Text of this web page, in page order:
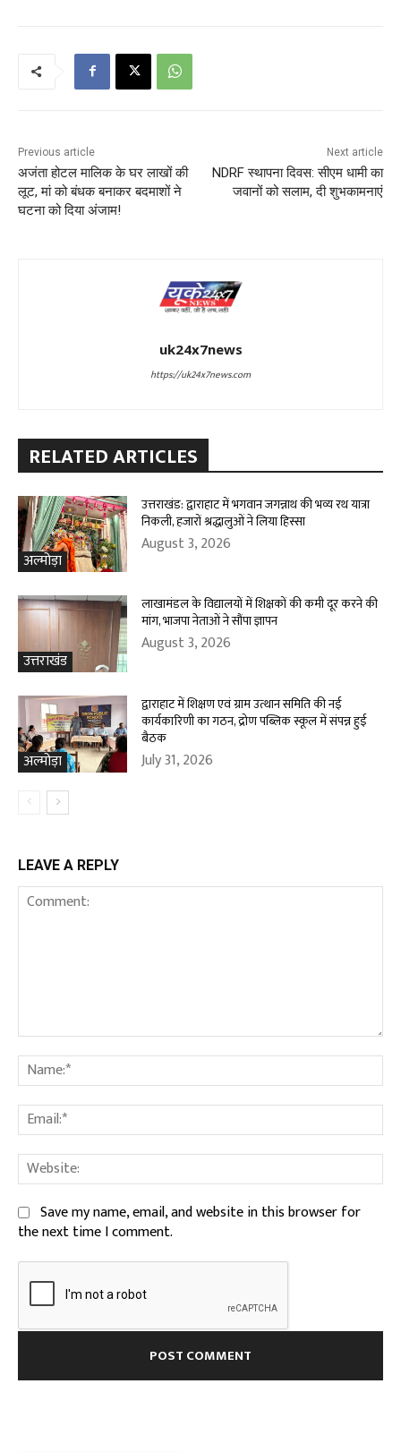
Previous article
अजंता होटल मालिक के घर लाखों की
लूट, मां को बंधक बनाकर बदमाशों ने
घटना को दिया अंजाम!
Next article
NDRF स्थापना दिवस: सीएम धामी का
जवानों को सलाम, दी शुभकामनाएं
uk24x7news
https://uk24x7news.com
RELATED ARTICLES
अल्मोड़ा
उत्तराखंड: द्वाराहाट में भगवान जगन्नाथ की भव्य रथ यात्रा
निकली, हजारों श्रद्धालुओं ने लिया हिस्सा
August 3, 2026
उत्तराखंड
लाखामंडल के विद्यालयों में शिक्षकों की कमी दूर करने की
मांग, भाजपा नेताओं ने सौंपा ज्ञापन
August 3, 2026
अल्मोड़ा
द्वाराहाट में शिक्षण एवं ग्राम उत्थान समिति की नई
कार्यकारिणी का गठन, द्रोण पब्लिक स्कूल में संपन्न हुई
बैठक
July 31, 2026
LEAVE A REPLY
Comment:
Save my name, email, and website in this browser for
the next time I comment.